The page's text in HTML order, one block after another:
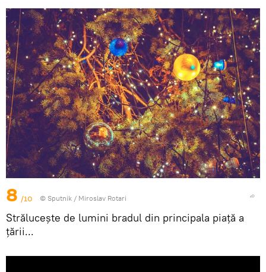
8 /10 © Sputnik / Miroslav Rotari
Străluceşte de lumini bradul din principala piaţă a
ţării...